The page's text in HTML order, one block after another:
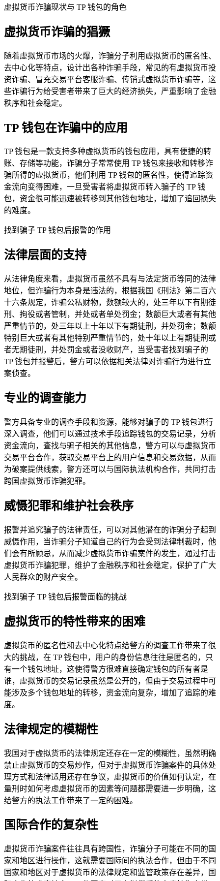
虚拟货币诈骗现状与 TP 钱包的角色
虚拟货币诈骗的猖獗
随着虚拟货币市场的火爆，诈骗分子利用虚拟货币的匿名性、
去中心化等特点，设计出各种诈骗手段，常见的有虚拟货币投
资诈骗、冒充交易平台客服诈骗、传销式虚拟货币诈骗等，这
些诈骗行为给受害者带来了巨大的经济损失，严重影响了金融
秩序和社会稳定。
TP 钱包在诈骗中的应用
TP 钱包是一款支持多种虚拟货币的钱包应用，具有便捷的转
账、存储等功能，诈骗分子常常使用 TP 钱包来接收和转移诈
骗所得的虚拟货币，他们利用 TP 钱包的匿名性，使得追踪资
金流向变得困难，一旦受害者将虚拟货币转入骗子的 TP 钱
包，资金很可能迅速被转移到其他钱包地址，增加了追回损失
的难度。
找到骗子 TP 钱包后报警的作用
法律层面的支持
从法律角度来看，虚拟货币虽然不具有与法定货币等同的法律
地位，但诈骗行为本身是违法的，根据我国《刑法》第二百六
十六条规定，诈骗公私财物，数额较大的，处三年以下有期徒
刑、拘役或者管制，并处或者单处罚金；数额巨大或者有其他
严重情节的，处三年以上十年以下有期徒刑，并处罚金；数额
特别巨大或者有其他特别严重情节的，处十年以上有期徒刑或
者无期徒刑，并处罚金或者没收财产，当受害者找到骗子的
TP 钱包并报警后，警方可以依据相关法律对诈骗行为进行立
案侦查。
专业的调查能力
警方具备专业的调查手段和资源，能够对骗子的 TP 钱包进行
深入调查，他们可以通过技术手段追踪钱包的交易记录，分析
资金流向，查找与骗子相关的其他信息，警方可以与虚拟货币
交易平台合作，获取交易平台上的用户信息和交易数据，从而
为破案提供线索，警方还可以与国际执法机构合作，共同打击
跨国虚拟货币诈骗犯罪。
威慑犯罪和维护社会秩序
报警并追究骗子的法律责任，可以对其他潜在的诈骗分子起到
威慑作用，当诈骗分子知道自己的行为会受到法律制裁时，他
们会有所顾忌，从而减少虚拟货币诈骗案件的发生，通过打击
虚拟货币诈骗犯罪，维护了金融秩序和社会稳定，保护了广大
人民群众的财产安全。
找到骗子 TP 钱包后报警面临的挑战
虚拟货币的特性带来的困难
虚拟货币的匿名性和去中心化特点给警方的调查工作带来了很
大的挑战，在 TP 钱包中，用户的身份信息往往是匿名的，只
有一个钱包地址，这使得警方很难直接确定钱包的所有者是
谁，虚拟货币的交易记录虽然是公开的，但由于交易过程中可
能涉及多个钱包地址的转移，资金流向复杂，增加了追踪的难
度。
法律规定的模糊性
我国对于虚拟货币的法律规定还存在一定的模糊性，虽然明确
禁止虚拟货币的交易炒作，但对于虚拟货币诈骗案件的具体处
理方式和法律适用还存在争议，虚拟货币的价值如何认定，在
量刑时如何考虑虚拟货币的因素等问题都需要进一步明确，这
给警方的执法工作带来了一定的困难。
国际合作的复杂性
虚拟货币诈骗案件往往具有跨国性，诈骗分子可能在不同的国
家和地区进行操作，这就需要国际间的执法合作，但由于不同
国家和地区对于虚拟货币的法律规定和监管政策存在差异，国